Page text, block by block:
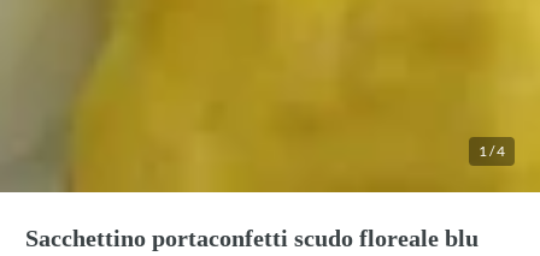
1/4
Sacchettino portaconfetti scudo floreale blu